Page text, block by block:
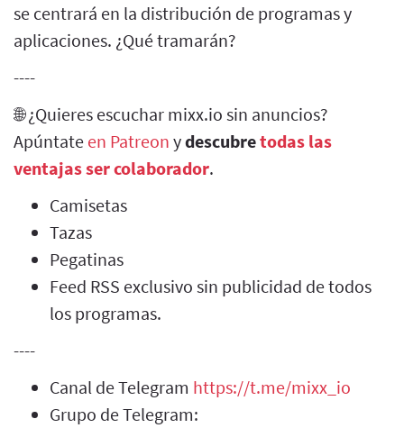
se centrará en la distribución de programas y
aplicaciones. ¿Qué tramarán?
----
🌐 ¿Quieres escuchar mixx.io sin anuncios?
Apúntate en Patreon ydescubretodas las
ventajas ser colaborador.
Camisetas
Tazas
Pegatinas
Feed RSS exclusivo sin publicidad de todos
los programas.
----
Canal de Telegram https://t.me/mixx_io
Grupo de Telegram: